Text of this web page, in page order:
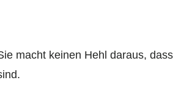
macht keinen Hehl daraus, dass